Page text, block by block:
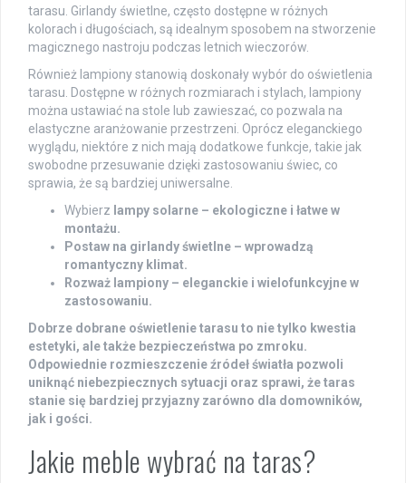
tarasu. Girlandy świetlne, często dostępne w różnych
kolorach i długościach, są idealnym sposobem na stworzenie
magicznego nastroju podczas letnich wieczorów.
Również lampiony stanowią doskonały wybór do oświetlenia
tarasu. Dostępne w różnych rozmiarach i stylach, lampiony
można ustawiać na stole lub zawieszać, co pozwala na
elastyczne aranżowanie przestrzeni. Oprócz eleganckiego
wyglądu, niektóre z nich mają dodatkowe funkcje, takie jak
swobodne przesuwanie dzięki zastosowaniu świec, co
sprawia, że są bardziej uniwersalne.
Wybierz lampy solarne – ekologiczne i łatwe w
montażu.
Postaw na girlandy świetlne – wprowadzą
romantyczny klimat.
Rozważ lampiony – eleganckie i wielofunkcyjne w
zastosowaniu.
Dobrze dobrane oświetlenie tarasu to nie tylko kwestia
estetyki, ale także bezpieczeństwa po zmroku.
Odpowiednie rozmieszczenie źródeł światła pozwoli
uniknąć niebezpiecznych sytuacji oraz sprawi, że taras
stanie się bardziej przyjazny zarówno dla domowników,
jak i gości.
Jakie meble wybrać na taras?